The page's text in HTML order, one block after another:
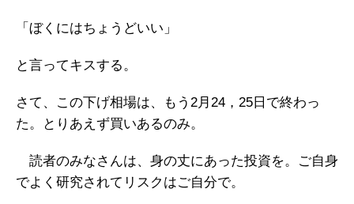
「ぼくにはちょうどいい」
と言ってキスする。
さて、この下げ相場は、もう2月24，25日で終わっ
た。とりあえず買いあるのみ。
読者のみなさんは、身の丈にあった投資を。ご自身
でよく研究されてリスクはご自分で。